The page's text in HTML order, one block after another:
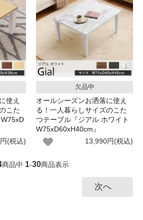
使え
こた
(税込)
欠品中
オールシーズンお洒落に使え
る！一人暮らしサイズのこた
つテーブル『ジアル ホワイト
W75xD60xH40cm』
13,990円(税込)
商品中 1-30商品表示
次へ